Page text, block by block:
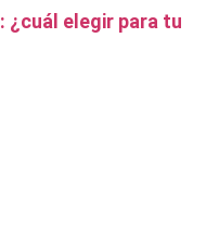
¿cuál elegir para tu